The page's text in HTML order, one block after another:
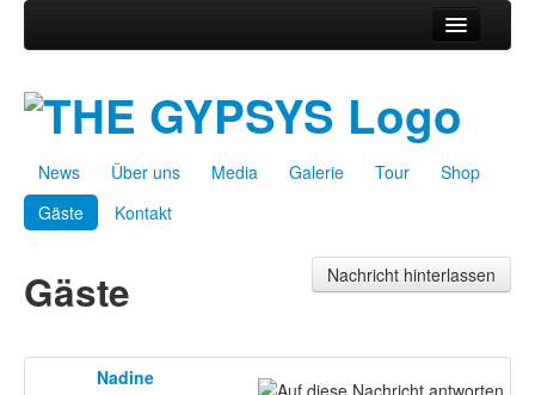
Über uns
Galerie
Tour
Gäste
News Über uns Media Galerie Tour
Shop
Gäste
Kontakt
Gäste Nachricht hinterlassen
Nadine